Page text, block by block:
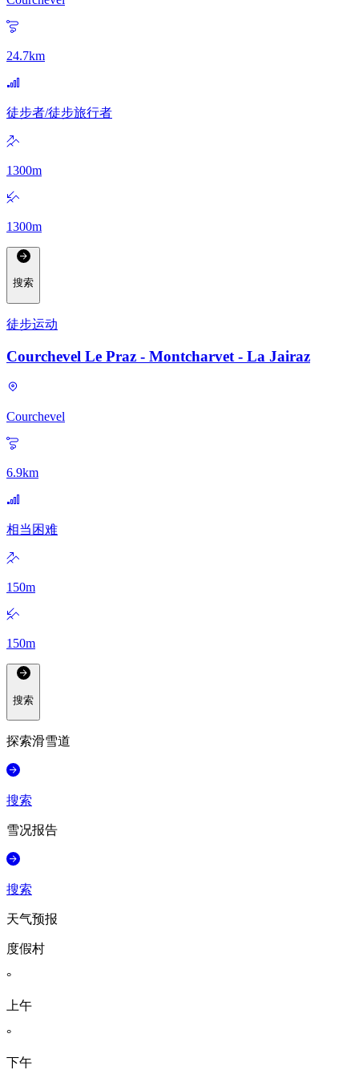
24.7km
徒步者/徒步旅行者
1300m
1300m
搜索
徒步运动
Courchevel Le Praz - Montcharvet - La Jairaz
Courchevel
6.9km
相当困难
150m
150m
搜索
探索滑雪道
搜索
雪况报告
搜索
天气预报
度假村
°
上午
°
下午